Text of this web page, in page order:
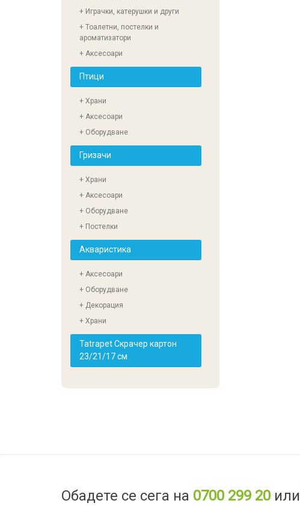
+ Играчки, катерушки и други
+ Тоалетни, постелки и
ароматизатори
+ Аксесоари
Птици
+ Храни
+ Аксесоари
+ Оборудване
Гризачи
+ Храни
+ Аксесоари
+ Оборудване
+ Постелки
Акваристика
+ Аксесоари
+ Оборудване
+ Декорация
+ Храни
Tatrapet Скрачер картон
23/21/17 см
Обадете се сега на 0700 299 20или